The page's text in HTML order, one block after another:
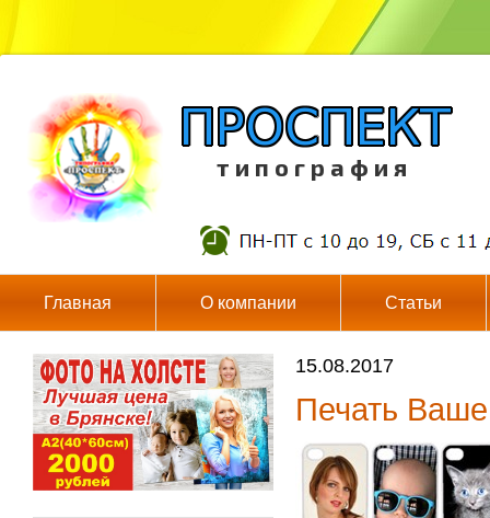
т и п о г р а ф и я
Главная О компании Статьи
15.08.2017
Печать